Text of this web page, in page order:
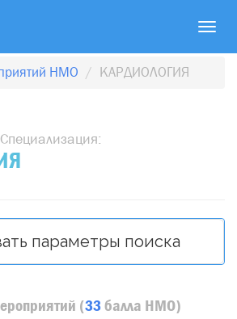
T
g
t
НМО КАРДИОЛОГИЯ
параметры поиска
(33балла НМО)